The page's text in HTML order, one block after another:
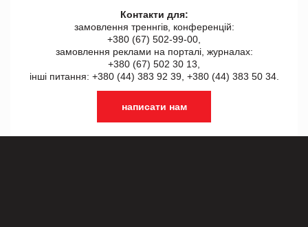
Контакти для:
замовлення треннгів, конференцій:
+380 (67) 502-99-00,
замовлення реклами на порталі, журналах:
+380 (67) 502 30 13,
інші питання: +380 (44) 383 92 39, +380 (44) 383 50 34.
написати нам